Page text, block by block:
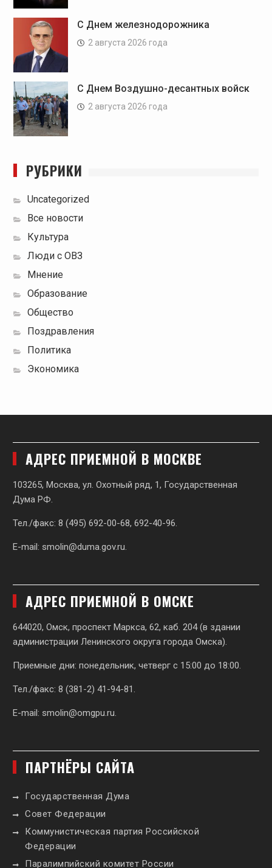
С Днем железнодорожника
2 августа 2026 года
С Днем Воздушно-десантных войск
2 августа 2026 года
РУБРИКИ
Uncategorized
Все новости
Культура
Люди с ОВЗ
Мнение
Образование
Общество
Поздравления
Политика
Экономика
АДРЕС ПРИЕМНОЙ В МОСКВЕ
103265, Москва, ул. Охотный ряд, 1, Государственная
Дума РФ.
Тел./факс: 8 (495) 692-00-68, 692-40-96.
E-mail: smolin@duma.gov.ru
АДРЕС ПРИЕМНОЙ В ОМСКЕ
644020, Омск, проспект Маркса, 62, каб. 204 (в здании
администрации Ленинского округа города Омска).
Приемные дни: понедельник, четверг с 15:00 до 18:00.
Тел./факс: 8 (381-2) 41-94-81.
E-mail: smolin@omgpu.ru
ПАРТНЁРЫ САЙТА
Государственная Дума
Совет Федерации
Коммунистическая партия Российской
Федерации
Паралимпийский комитет России